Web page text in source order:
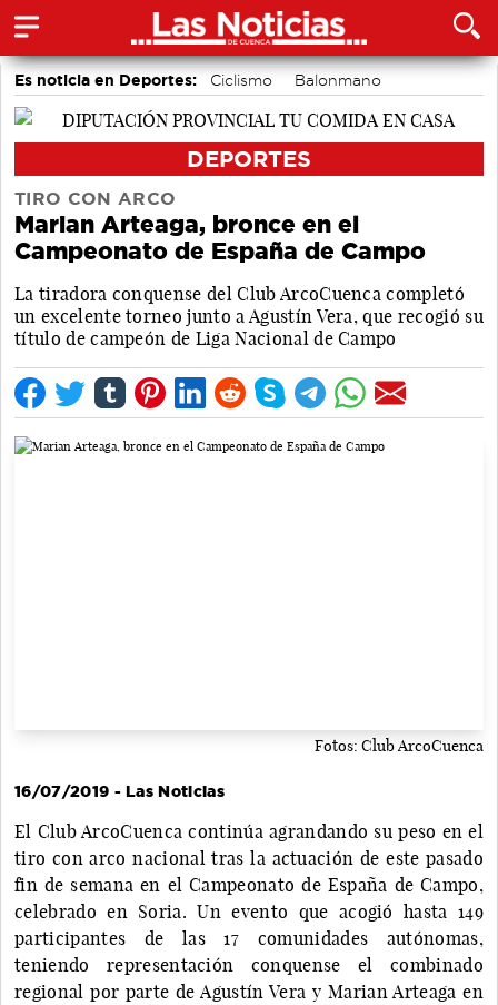
Es noticia en Deportes: Ciclismo
Balonmano
Bádminton
Motor
DEPORTES
TIRO CON ARCO
Marian Arteaga, bronce en el
Campeonato de España de Campo
La tiradora conquense del Club ArcoCuenca completó
un excelente torneo junto a Agustín Vera, que recogió su
título de campeón de Liga Nacional de Campo
Fotos: Club ArcoCuenca
16/07/2019 - Las Noticias
El Club ArcoCuenca continúa agrandando su peso en el
tiro con arco nacional tras la actuación de este pasado
fin de semana en el Campeonato de España de Campo,
celebrado en Soria. Un evento que acogió hasta 149
participantes de las 17 comunidades autónomas,
teniendo representación conquense el combinado
regional por parte de Agustín Vera y Marian Arteaga en